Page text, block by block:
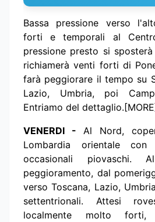
Bassa pressione verso
forti e temporali al
pressione presto si
richiamerà venti forti di
farà peggiorare il tempo su
Lazio, Umbria, poi
Entriamo del
VENERDI - Al Nord,
Lombardia orientale
occasionali piovaschi.
peggioramento, dal
verso Toscana, Lazio,
settentrionali. Attesi
localmente molto forti,